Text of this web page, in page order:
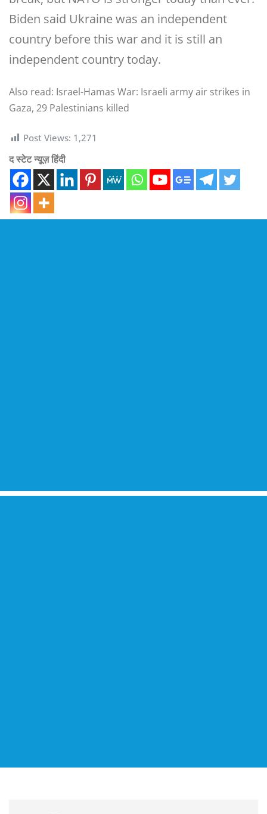
Biden said Ukraine was an independent
country before this war and it is still an
independent country today.
Also read: Israel-Hamas War: Israeli army air strikes in
Gaza, 29 Palestinians killed
Post Views: 1,271
द स्टेट न्यूज़ हिंदी